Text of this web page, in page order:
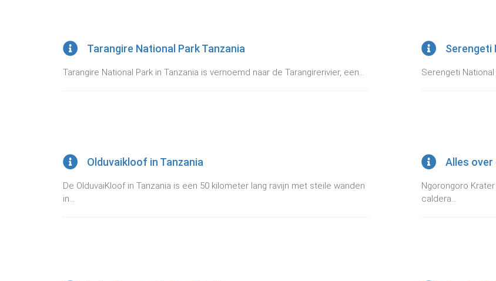
Tarangire National Park Tanzania
Tarangire National Park in Tanzania is vernoemd naar de Tarangirerivier, een...
Serengeti
Serengeti National
Olduvaikloof in Tanzania
De OlduvaiKloof in Tanzania is een 50 kilometer lang ravijn met steile wanden
in...
Alles
Ngorongoro
caldera...